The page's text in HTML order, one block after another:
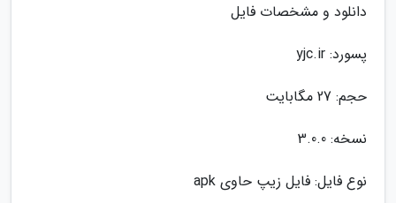
دانلود و مشخصات فایل
پسورد: yjc.ir
حجم: 27 مگابایت
نسخه: 3.0.0
نوع فایل: فایل زیپ حاوی apk